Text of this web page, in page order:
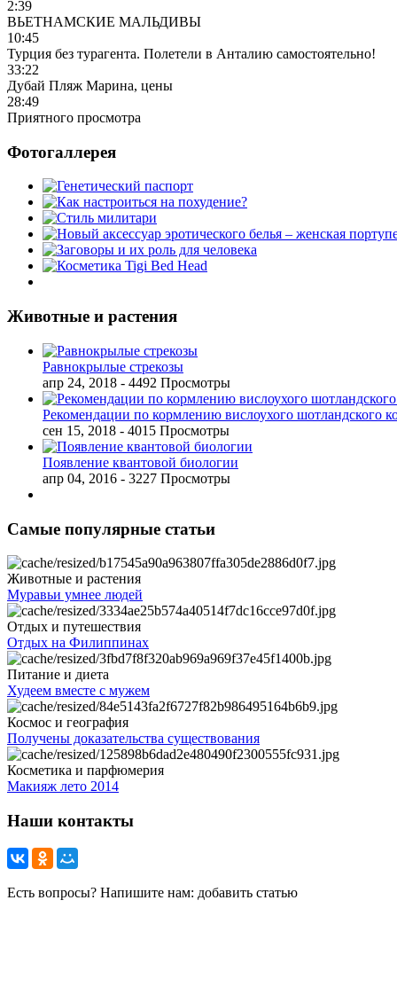
2:39
ВЬЕТНАМСКИЕ МАЛЬДИВЫ
10:45
Турция без турагента. Полетели в Анталию самостоятельно!
33:22
Дубай Пляж Марина, цены
28:49
Приятного просмотра
Фотогаллерея
Животные и растения
Равнокрылые стрекозы
апр 24, 2018 - 4492 Просмотры
Рекомендации по кормлению вислоухого шотландского
сен 15, 2018 - 4015 Просмотры
Появление квантовой биологии
апр 04, 2016 - 3227 Просмотры
Самые популярные статьи
Животные и растения
Муравьи умнее людей
Отдых и путешествия
Отдых на Филиппинах
Питание и диета
Худеем вместе с мужем
Космос и география
Получены доказательства существования
Косметика и парфюмерия
Макияж лето 2014
Наши контакты
Есть вопросы? Напишите нам: добавить статью